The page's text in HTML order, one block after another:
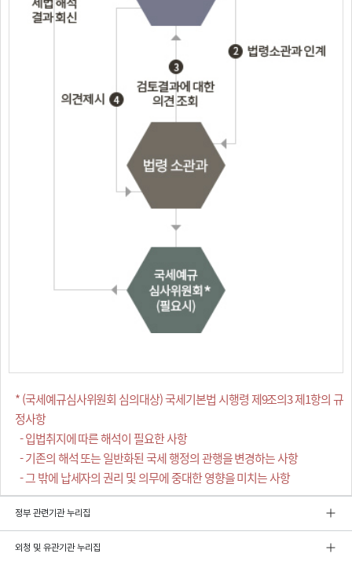
* (국세예규심사위원회 심의대상) 국세기본법 시행령 제9조의3 제1항의 규
정사항
- 입법취지에 따른 해석이 필요한 사항
- 기존의 해석 또는 일반화된 국세 행정의 관행을 변경하는 사항
- 그 밖에 납세자의 권리 및 의무에 중대한 영향을 미치는 사항
정부 관련기관 누리집
외청 및 유관기관 누리집